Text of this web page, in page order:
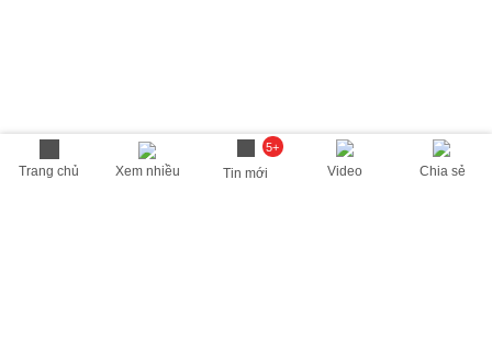
Trang chủ Xem nhiều
5+
Tin mới Video Chia sẻ